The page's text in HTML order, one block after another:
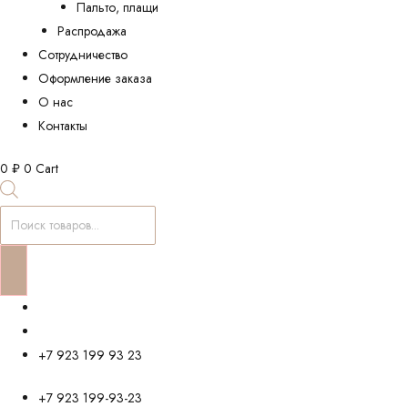
Пальто, плащи
Распродажа
Сотрудничество
Оформление заказа
О нас
Контакты
0 ₽ 0 Cart
Поиск
товаров
+7 923 199 93 23
+7 923 199-93-23